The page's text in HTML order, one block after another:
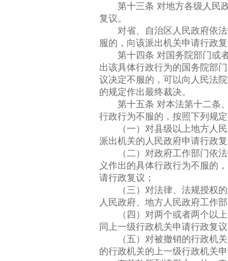
第十三条 对地方各级人民政
复议。
对省、自治区人民政府依法
服的，向该派出机关申请行政
第十四条 对国务院部门或者
出该具体行政行为的国务院部
议决定不服的，可以向人民法
的规定作出最终裁决。
第十五条 对本法第十二条、
行政行为不服的，按照下列规
（一）对县级以上地方人民
派出机关的人民政府申请行政
（二）对政府工作部门依法
义作出的具体行政行为不服的
请行政复议；
（三）对法律、法规授权的
人民政府、地方人民政府工作
（四）对两个或者两个以上
同上一级行政机关申请行政复
（五）对被撤销的行政机关
的行政机关的上一级行政机关